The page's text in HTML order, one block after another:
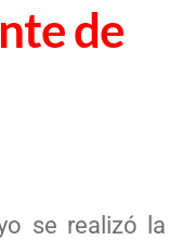
de
se realizó la